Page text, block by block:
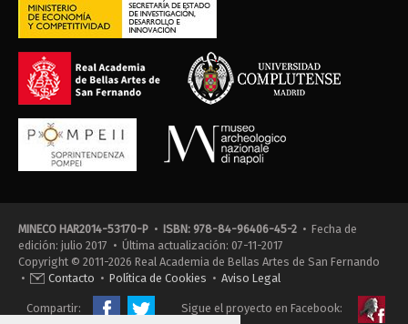
MINECO HAR2014-53170-P • ISBN: 978-84-96406-45-2 • Fecha de
edición: julio 2017 • Última actualización: 07-11-2017
Copyright © 2011-2026 Real Academia de Bellas Artes de San Fernando
•
Contacto • Política de Cookies • Aviso Legal
Sigue el proyecto en Facebook:
Compartir: